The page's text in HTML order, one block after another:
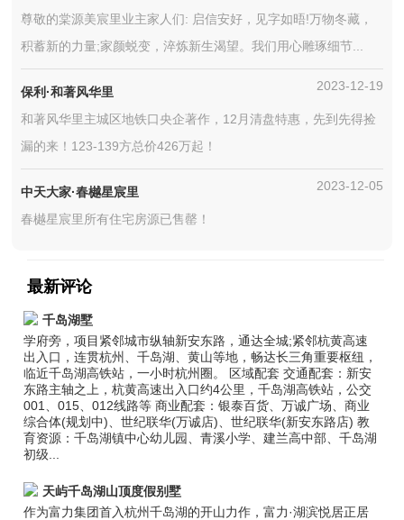
尊敬的棠源美宸里业主家人们: 启信安好，见字如晤!万物冬藏，
积蓄新的力量;家颜蜕变，淬炼新生渴望。我们用心雕琢细节...
保利·和著风华里 2023-12-19
和著风华里主城区地铁口央企著作，12月清盘特惠，先到先得捡
漏的来！123-139方总价426万起！
中天大家·春樾星宸里 2023-12-05
春樾星宸里所有住宅房源已售罄！
最新评论
千岛湖墅
学府旁，项目紧邻城市纵轴新安东路，通达全城;紧邻杭黄高速
出入口，连贯杭州、千岛湖、黄山等地，畅达长三角重要枢纽，
临近千岛湖高铁站，一小时杭州圈。 区域配套 交通配套：新安
东路主轴之上，杭黄高速出入口约4公里，千岛湖高铁站，公交
001、015、012线路等 商业配套：银泰百货、万诚广场、商业
综合体(规划中)、世纪联华(万诚店)、世纪联华(新安东路店) 教
育资源：千岛湖镇中心幼儿园、青溪小学、建兰高中部、千岛湖
初级...
天屿千岛湖山顶度假别墅
作为富力集团首入杭州千岛湖的开山力作，富力·湖滨悦居正居